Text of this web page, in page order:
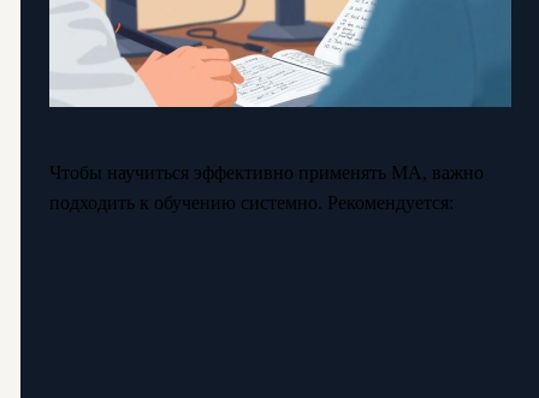
Чтобы научиться эффективно применять МА, важно
подходить к обучению системно. Рекомендуется: